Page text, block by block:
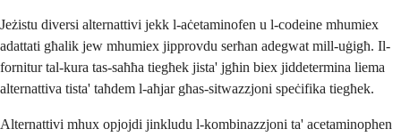
Jeżistu diversi alternattivi jekk l-aċetaminofen u l-codeine mhumiex
adattati għalik jew mhumiex jipprovdu serħan adegwat mill-uġigħ. Il-
fornitur tal-kura tas-saħħa tiegħek jista' jgħin biex jiddetermina liema
alternattiva tista' taħdem l-aħjar għas-sitwazzjoni speċifika tiegħek.
Alternattivi mhux opjojdi jinkludu l-kombinazzjoni ta' acetaminophen